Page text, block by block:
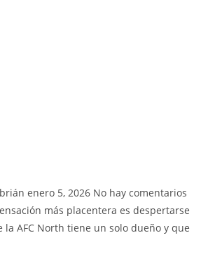
enero 5, 2026 No hay comentarios
más placentera es despertarse
AFC North tiene un solo dueño y que